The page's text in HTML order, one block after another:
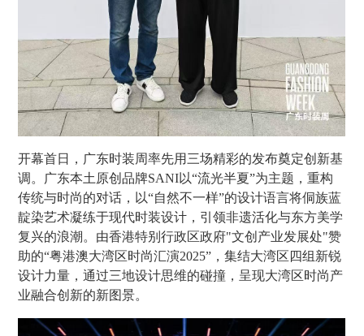
开幕首日，广东时装周率先用三场精彩的发布奠定创新基
调。广东本土原创品牌SANI以“流光半夏”为主题，重构
传统与时尚的对话，以“自然不一样”的设计语言将侗族蓝
靛染艺术凝练于现代时装设计，引领非遗活化与东方美学
复兴的浪潮。由香港特别行政区政府"文创产业发展处"赞
助的“粤港澳大湾区时尚汇演2025”，集结大湾区四组新锐
设计力量，通过三地设计思维的碰撞，呈现大湾区时尚产
业融合创新的新图景。